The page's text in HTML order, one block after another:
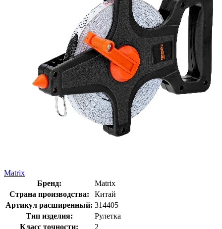
Matrix
Бренд:
Matrix
Страна производства:
Китай
Артикул расширенный: 314405
Тип изделия:
Рулетка
Класс точности:
2